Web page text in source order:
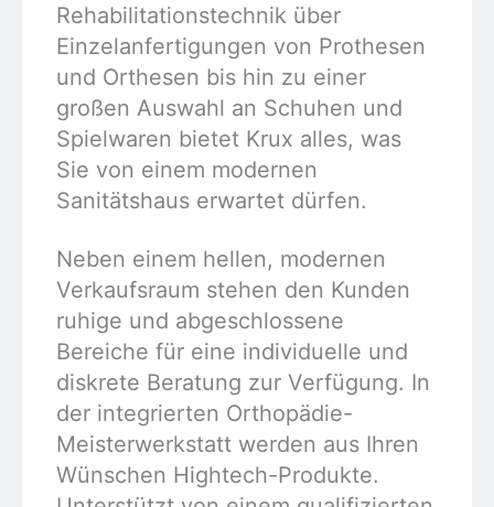
Rehabilitationstechnik über
Einzelanfertigungen von Prothesen
und Orthesen bis hin zu einer
großen Auswahl an Schuhen und
Spielwaren bietet Krux alles, was
Sie von einem modernen
Sanitätshaus erwartet dürfen.
Neben einem hellen, modernen
Verkaufsraum stehen den Kunden
ruhige und abgeschlossene
Bereiche für eine individuelle und
diskrete Beratung zur Verfügung. In
der integrierten Orthopädie-
Meisterwerkstatt werden aus Ihren
Wünschen Hightech-Produkte.